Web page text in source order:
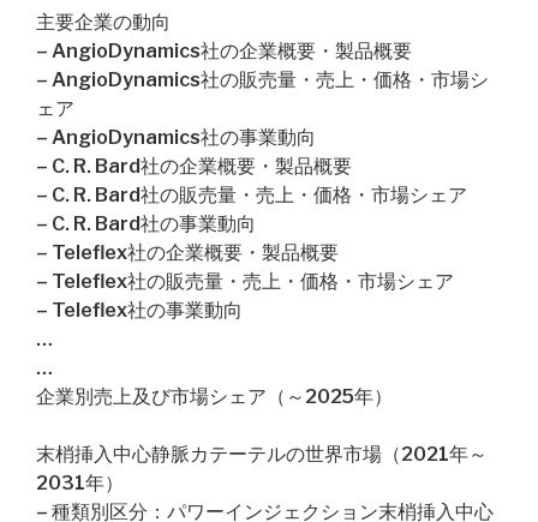
主要企業の動向
– AngioDynamics社の企業概要・製品概要
– AngioDynamics社の販売量・売上・価格・市場シ
ェア
– AngioDynamics社の事業動向
– C. R. Bard社の企業概要・製品概要
– C. R. Bard社の販売量・売上・価格・市場シェア
– C. R. Bard社の事業動向
– Teleflex社の企業概要・製品概要
– Teleflex社の販売量・売上・価格・市場シェア
– Teleflex社の事業動向
…
…
企業別売上及び市場シェア（～2025年）
末梢挿入中心静脈カテーテルの世界市場（2021年～
2031年）
– 種類別区分：パワーインジェクション末梢挿入中心